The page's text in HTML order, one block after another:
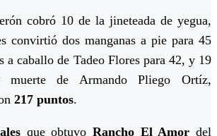
cobró 10 de la jineteada de yegua,
convirtió dos manganas a pie para 45
a caballo de Tadeo Flores para 42, y 19
de Armando Pliego Ortíz,
217 puntos.
que obtuvo Rancho El Amor del